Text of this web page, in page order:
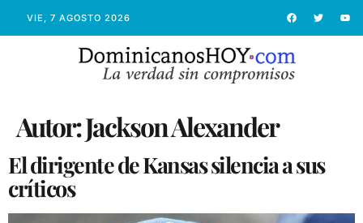
VIE, 7 AGOSTO 2026
Autor:Jackson Alexander
El dirigente de Kansas silencia a sus
críticos